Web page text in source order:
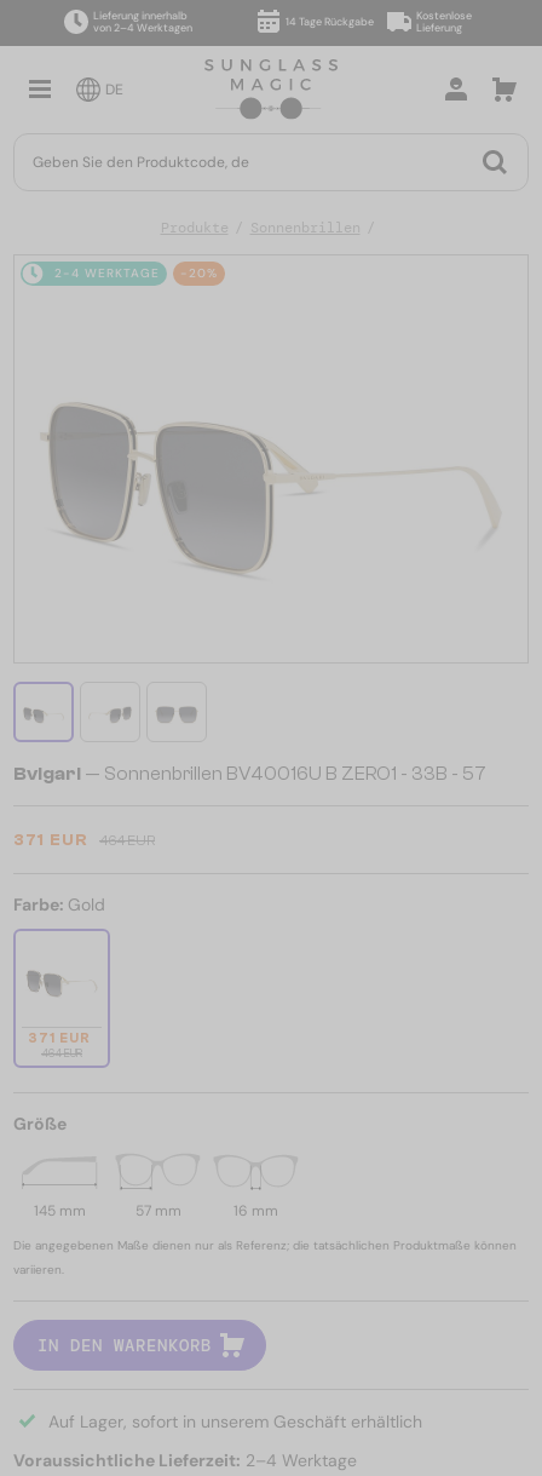
Lieferung innerhalb
von 2–4 Werktagen
14 Tage Rückgabe
Kostenlose
Lieferung
DE
Produkte Sonnenbrillen
2-4 WERKTAGE -20%
Bvlgari — Sonnenbrillen BV40016U B ZERO1 - 33B - 57
371 EUR 464 EUR
Farbe: Gold
371 EUR
464 EUR
Größe
145 mm 57 mm 16 mm
Die angegebenen Maße dienen nur als Referenz; die tatsächlichen Produktmaße können
variieren.
IN DEN WARENKORB
Auf Lager, sofort in unserem Geschäft erhältlich
Voraussichtliche Lieferzeit: 2–4 Werktage